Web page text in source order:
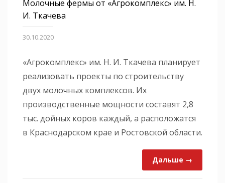
Молочные фермы от «Агрокомплекс» им. Н.
И. Ткачева
30.10.2020
«Агрокомплекс» им. Н. И. Ткачева планирует
реализовать проекты по строительству
двух молочных комплексов. Их
производственные мощности составят 2,8
тыс. дойных коров каждый, а расположатся
в Краснодарском крае и Ростовской области.
Дальше →